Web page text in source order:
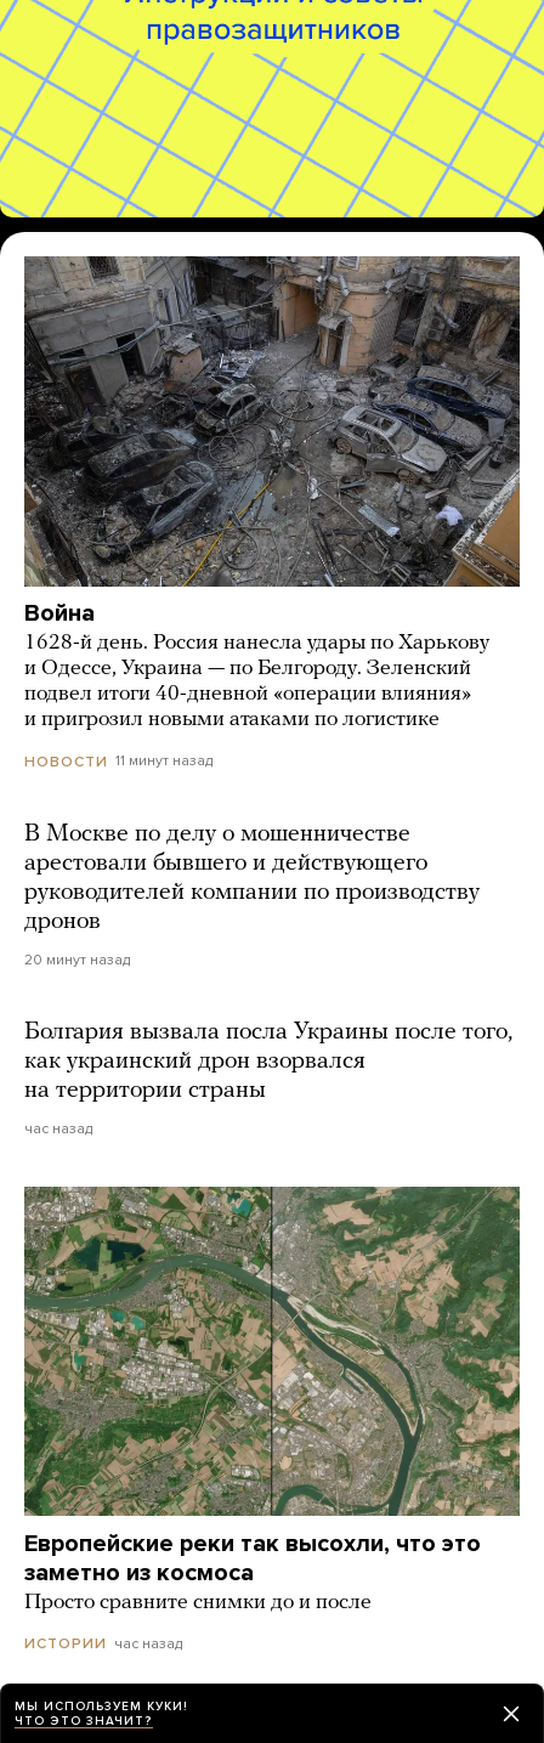
Война
1628-й день. Россия нанесла удары по Харькову
и Одессе, Украина — по Белгороду. Зеленский
подвел итоги 40-дневной «операции влияния»
и пригрозил новыми атаками по логистике
НОВОСТИ 11 минут назад
В Москве по делу о мошенничестве
арестовали бывшего и действующего
руководителей компании по производству
дронов
20 минут назад
Болгария вызвала посла Украины после того,
как украинский дрон взорвался
на территории страны
час назад
Европейские реки так высохли, что это
заметно из космоса
Просто сравните снимки до и после
ИСТОРИИ час назад
BBC News: бывший глава сирийской
МЫ ИСПОЛЬЗУЕМ КУКИ!
ЧТО ЭТО ЗНАЧИТ?